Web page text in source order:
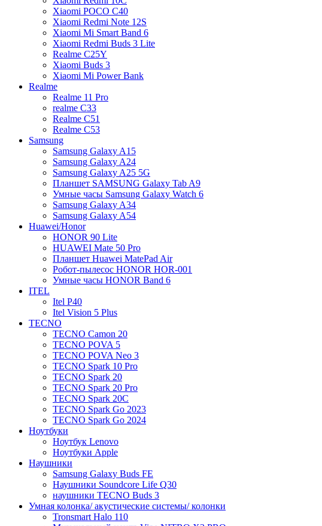
Xiaomi POCO C40
Xiaomi Redmi Note 12S
Xiaomi Mi Smart Band 6
Xiaomi Redmi Buds 3 Lite
Realme C25Y
Xiaomi Buds 3
Xiaomi Mi Power Bank
Realme
Realme 11 Pro
realme C33
Realme C51
Realme C53
Samsung
Samsung Galaxy A15
Samsung Galaxy A24
Samsung Galaxy A25 5G
Планшет SAMSUNG Galaxy Tab A9
Умные часы Samsung Galaxy Watch 6
Samsung Galaxy A34
Samsung Galaxy A54
Huawei/Honor
HONOR 90 Lite
HUAWEI Mate 50 Pro
Планшет Huawei MatePad Air
Робот-пылесос HONOR HOR-001
Умные часы HONOR Band 6
ITEL
Itel P40
Itel Vision 5 Plus
TECNO
TECNO Camon 20
TECNO POVA 5
TECNO POVA Neo 3
TECNO Spark 10 Pro
TECNO Spark 20
TECNO Spark 20 Pro
TECNO Spark 20C
TECNO Spark Go 2023
TECNO Spark Go 2024
Ноутбуки
Ноутбук Lenovo
Ноутбуки Apple
Наушники
Samsung Galaxy Buds FE
Наушники Soundcore Life Q30
наушники TECNO Buds 3
Умная колонка/ акустические системы/ колонки
Tronsmart Halo 110